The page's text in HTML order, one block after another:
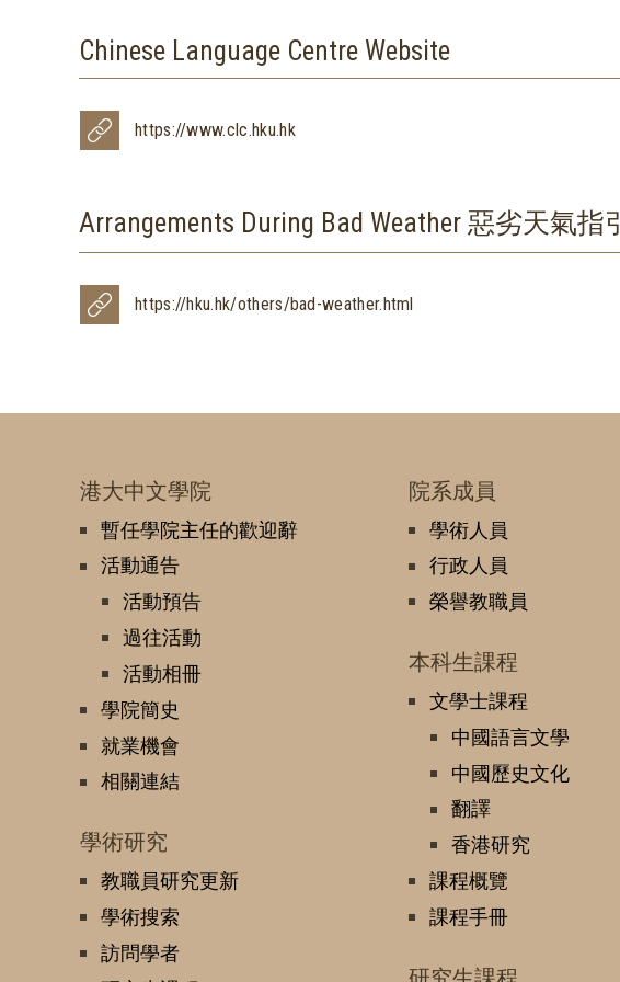
Chinese Language Centre Website
https://www.clc.hku.hk
Arrangements During Bad Weather 惡劣天氣指引
https://hku.hk/others/bad-weather.html
港大中文學院
暫任學院主任的歡迎辭
活動通告
活動預告
過往活動
活動相冊
學院簡史
就業機會
相關連結
學術研究
教職員研究更新
學術搜索
訪問學者
院系成員
學術人員
行政人員
榮譽教職員
本科生課程
文學士課程
中國語言文學
中國歷史文化
翻譯
香港研究
課程概覽
課程手冊